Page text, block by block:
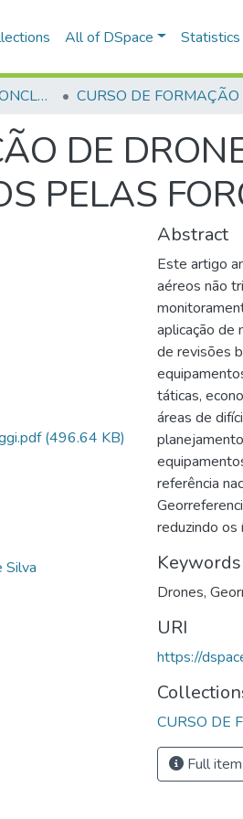
All of DSpace Statistics
TRABALHOS DE CONCLUSÃO DE CURSO - CFP (CURSO DE FORMAÇÃO DE PRAÇAS)
DE
PELAS
(496.64 KB)
Silva
Abstract
Este artigo
aéreos não
aplicação de
de revisões
táticas,
áreas de
referência
reduzindo os
Keywords
Drones,
URI
https://
CURSO DE
Full